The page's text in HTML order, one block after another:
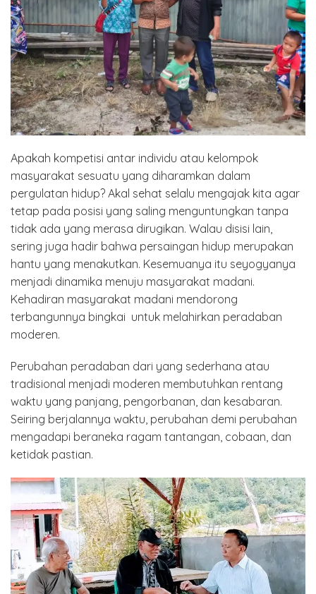
Apakah kompetisi antar individu atau kelompok
masyarakat sesuatu yang diharamkan dalam
pergulatan hidup? Akal sehat selalu mengajak kita agar
tetap pada posisi yang saling menguntungkan tanpa
tidak ada yang merasa dirugikan. Walau disisi lain,
sering juga hadir bahwa persaingan hidup merupakan
hantu yang menakutkan. Kesemuanya itu seyogyanya
menjadi dinamika menuju masyarakat madani.
Kehadiran masyarakat madani mendorong
terbangunnya bingkai untuk melahirkan peradaban
moderen.
Perubahan peradaban dari yang sederhana atau
tradisional menjadi moderen membutuhkan rentang
waktu yang panjang, pengorbanan, dan kesabaran.
Seiring berjalannya waktu, perubahan demi perubahan
mengadapi beraneka ragam tantangan, cobaan, dan
ketidak pastian.